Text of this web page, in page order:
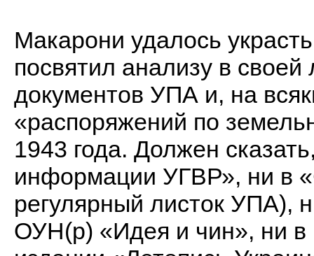
Макарони удалось
посвятил анализу в своей
документов УПА и, на
«распоряжений по
1943 года. Должен
информации УГВР», ни в
регулярный листок УПА),
ОУН(р) «Идея и чин», ни в